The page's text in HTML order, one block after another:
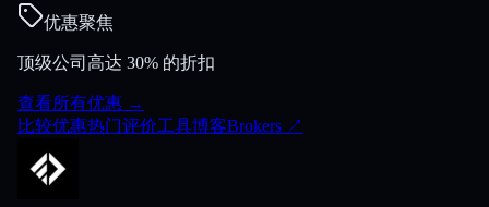
优惠聚焦
顶级公司高达 30% 的折扣
查看所有优惠 →
比较优惠热门评价工具博客Brokers ↗